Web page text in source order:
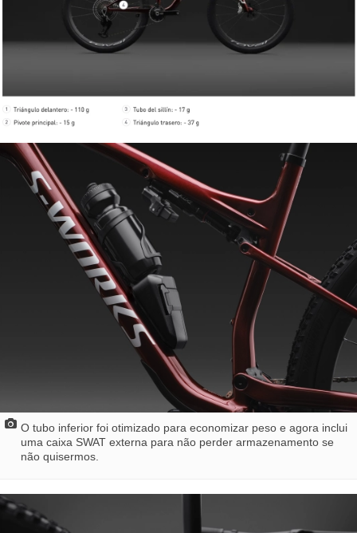
O tubo inferior foi otimizado para economizar peso e agora inclui
uma caixa SWAT externa para não perder armazenamento se
não quisermos.